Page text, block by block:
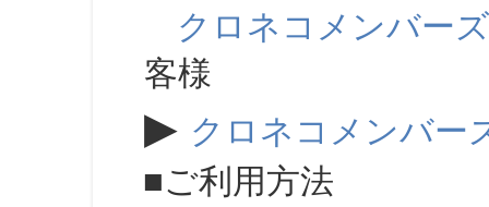
クロネコメンバーズ
客様
▶ クロネコメンバー
■ご利用方法